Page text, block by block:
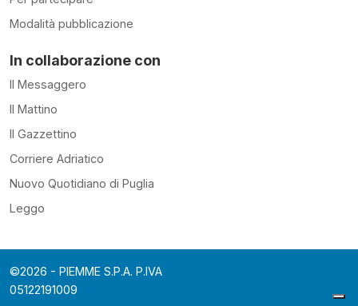
Modalità pubblicazione
In collaborazione con
Il Messaggero
Il Mattino
Il Gazzettino
Corriere Adriatico
Nuovo Quotidiano di Puglia
Leggo
©2026 - PIEMME S.P.A. P.IVA
05122191009